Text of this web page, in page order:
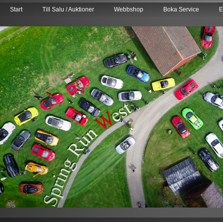
Start Till Salu / Auktioner Webbshop Boka Service